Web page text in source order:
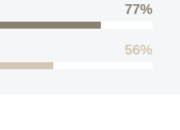
77%
56%